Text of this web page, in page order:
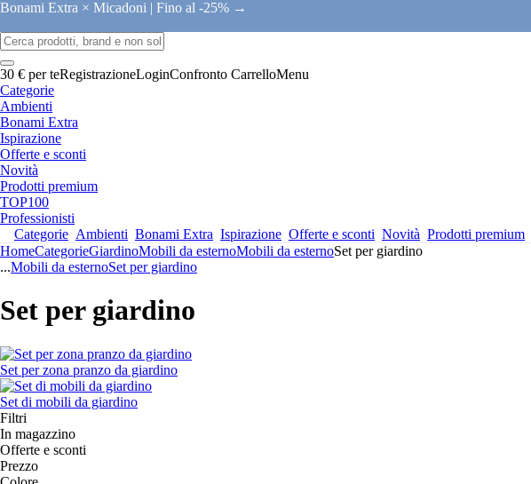
Bonami Extra × Micadoni | Fino al -25% →
30 € per teRegistrazioneLoginConfronto CarrelloMenu
Categorie
Ambienti
Bonami Extra
Ispirazione
Offerte e sconti
Novità
Prodotti premium
TOP100
Professionisti
Categorie Ambienti Bonami Extra Ispirazione Offerte e sconti Novità Prodotti premium
HomeCategorieGiardinoMobili da esternoMobili da esternoSet per giardino
...Mobili da esternoSet per giardino
Set per giardino
Set per zona pranzo da giardino
Set di mobili da giardino
Filtri
In magazzino
Offerte e sconti
Prezzo